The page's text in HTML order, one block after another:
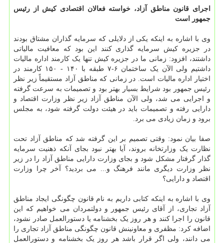
اجرای قانون مناطق آزاد، خواسته فعالان اقتصادی کیش از رئیس
جمهور است
وی با اشاره به اینکه یکی از دلایلی که سرمایه گذاران مشتاق بودند
در جزیره کیش سرمایه گذاری کنند این بود که معافیت مالیاتی
داشتند، افزود: زمانی ما در جزیره کیش تنها یک کارمند اداره مالیات
داشتیم ولی الآن یک ساختمان ۶-۷ طبقه با ۱۴۰ - ۱۵۰ کارمند در
اختیار اداره مالیات است. در زمانی که مناطق آزاد مستقیماً زیر نظر
رئیس جمهور بود شرایط بسیار بهتر بود و تصمیمات به سرعت گرفته
و اجرایی می شد، ولی الآن مناطق آزاد زیر نظر وزارت اقتصاد و
دارایی رفته و تصمیمات باید در هیئت دولت گرفته شود، به مجلس
برود و زمان زیادی می برد.
صفا بیان نمود: وقتی تصمیم بر این گرفته شد که مناطق آزاد تحت
نظارت یک وزارتخانه بروند، آیا بهتر نبود بجای آنکه ذهنیت سرمایه
گذار گرفتار مشکل شود و بجای وزارت دارایی مناطق آزاد را در زیر
نظر وزارت دیگری مانند فرهنگ و... می بردید؟ آخر چرا وزارت
اقتصاد و دارایی؟
وی با اشاره به اینکه کتابی داریم به نام قانون چگونگی ایجاد مناطق
آزاد تجاری، از آقای رئیس جمهور و دولتمردان می خواهیم که این
قانون را اجرا کنند و هر روز یک بخشنامه یا دستورالعمل صادر نشود،
اضافه کرد: مظفری و معاونینش قانون چگونگی مناطق آزاد تجاری را
می دانند، ولی اگر قرار باشد هر روز یک بخشنامه و دستورالعمل